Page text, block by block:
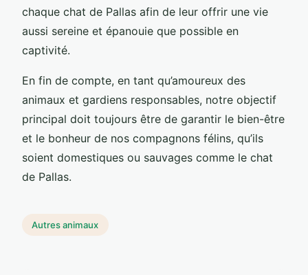
chaque chat de Pallas afin de leur offrir une vie
aussi sereine et épanouie que possible en
captivité.
En fin de compte, en tant qu’amoureux des
animaux et gardiens responsables, notre objectif
principal doit toujours être de garantir le bien-être
et le bonheur de nos compagnons félins, qu’ils
soient domestiques ou sauvages comme le chat
de Pallas.
Autres animaux